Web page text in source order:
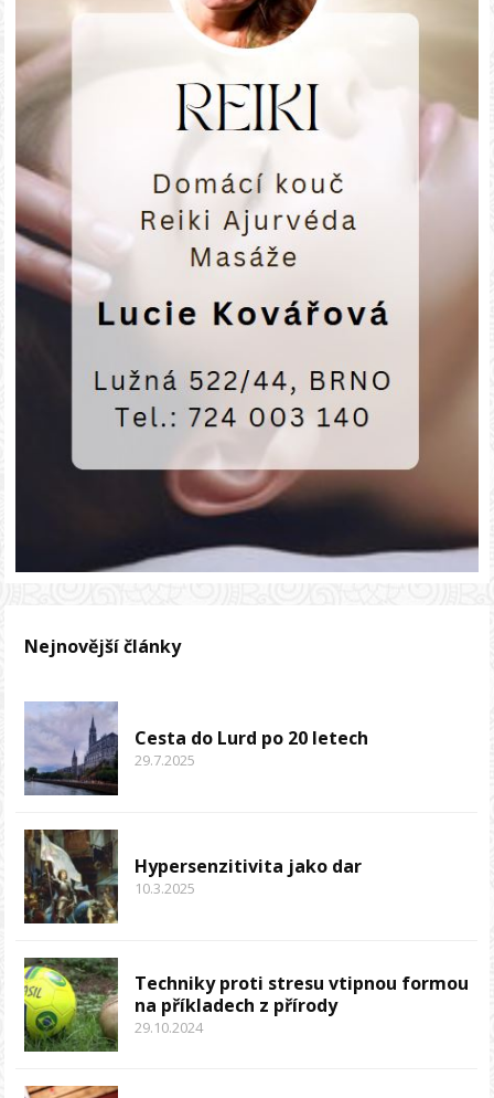
Nejnovější články
Cesta do Lurd po 20 letech
29.7.2025
Hypersenzitivita jako dar
10.3.2025
Techniky proti stresu vtipnou formou
na příkladech z přírody
29.10.2024